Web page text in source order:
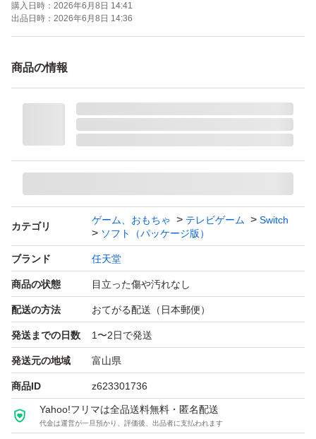
オンライン：オンライン対応
携帯モードプレイ人数：1.0 人
購入日時： 2026年6月8日 14:41
出品日時： 2026年6月8日 14:36
商品の情報
カテゴリ
ゲーム、おもちゃ テレビゲーム
Switch
ソフト（パッケージ版）
ブランド 任天堂
商品の状態 目立った傷や汚れなし
配送の方法 おてがる配送（日本郵便）
発送までの日数 1〜2日で発送
発送元の地域 富山県
商品ID z623301736
Yahoo!フリマは全品送料無料・匿名配送
代金は運営が一旦預かり、評価後、出品者に支払われます